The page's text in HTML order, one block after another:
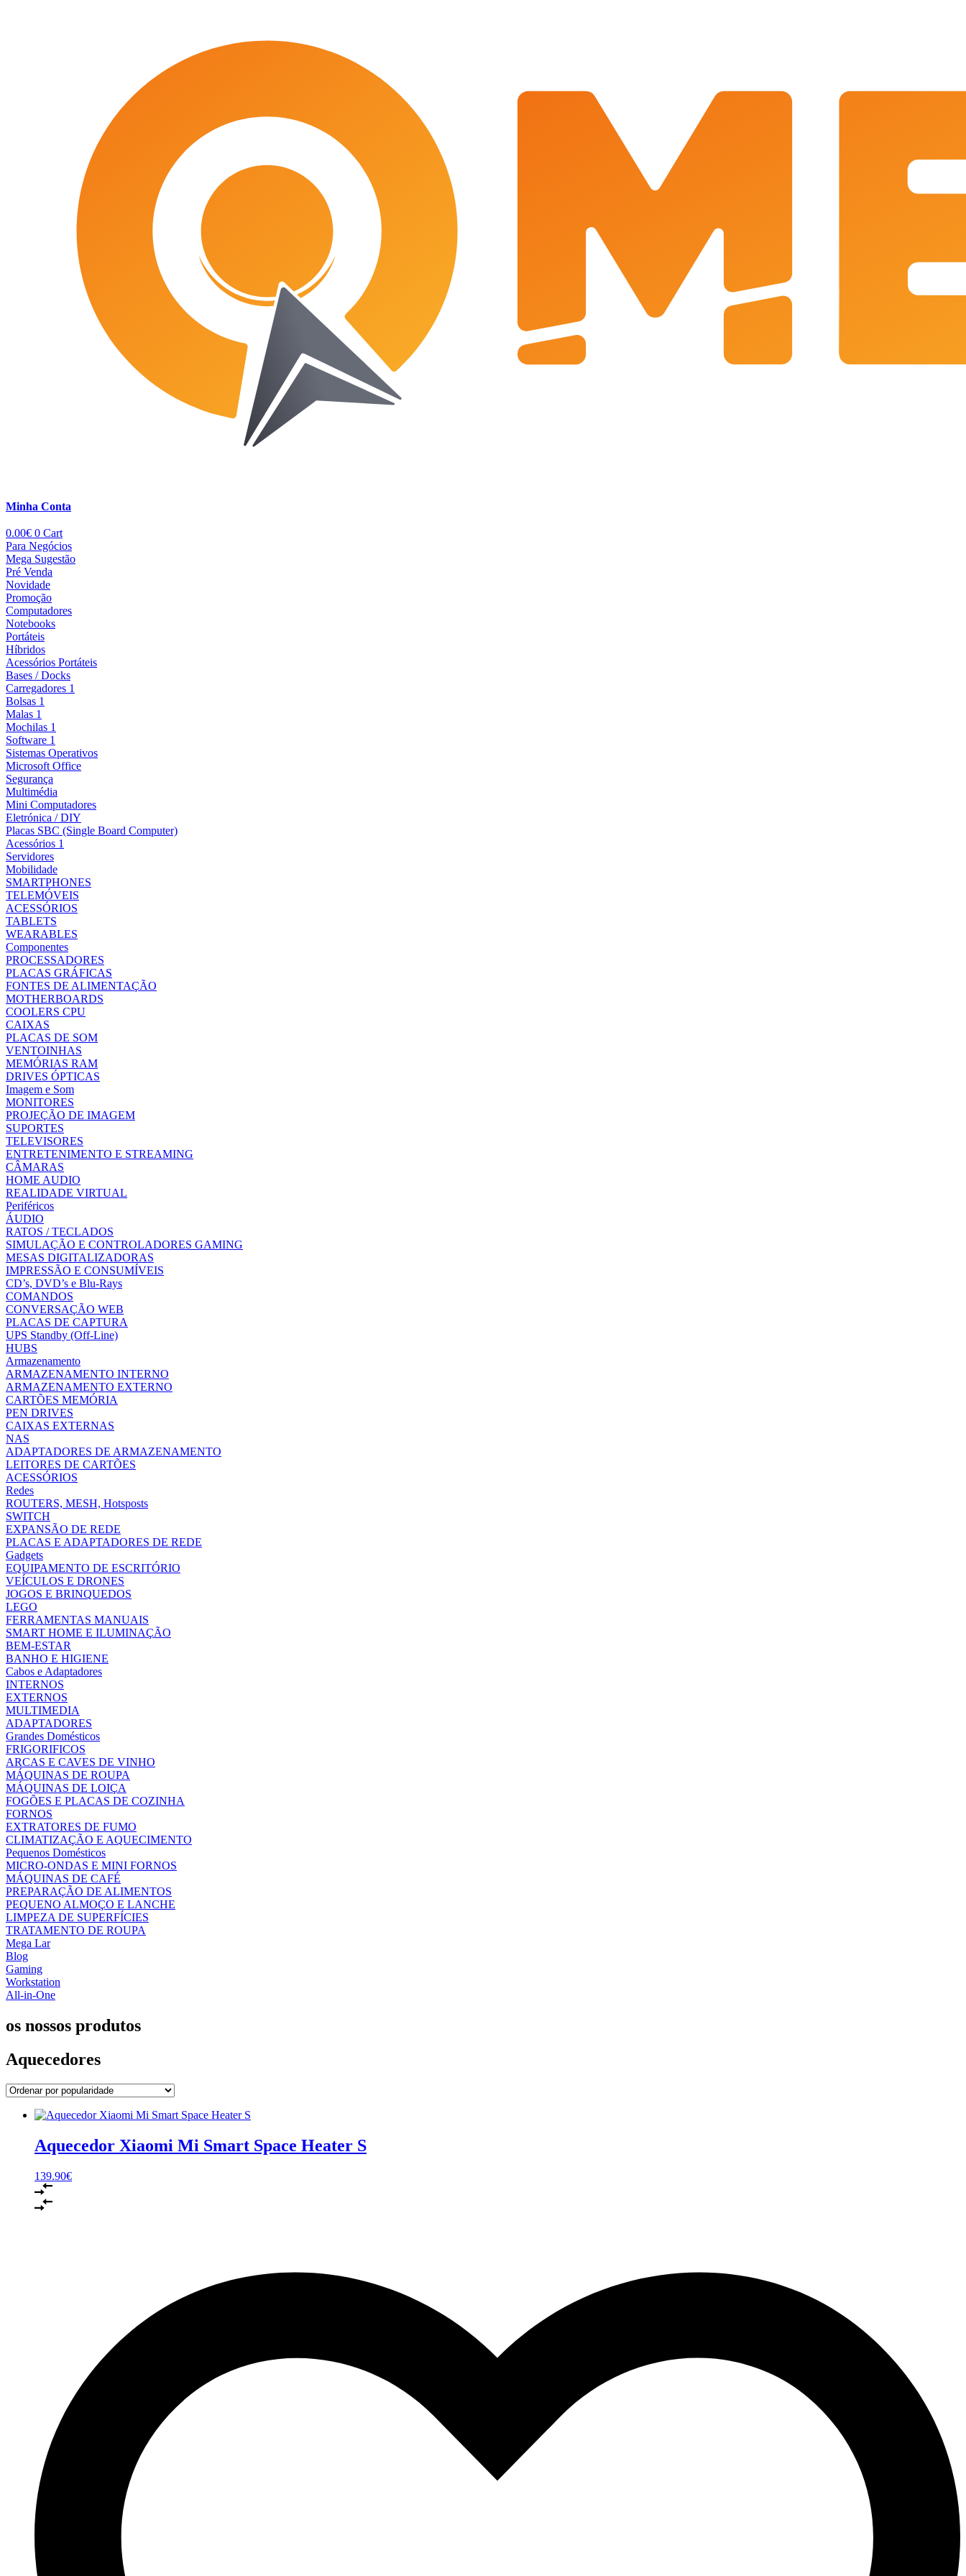
Minha Conta
0.00€ 0 Cart
Para Negócios
Mega Sugestão
Pré Venda
Novidade
Promoção
Computadores
Notebooks
Portáteis
Híbridos
Acessórios Portáteis
Bases / Docks
Carregadores 1
Bolsas 1
Malas 1
Mochilas 1
Software 1
Sistemas Operativos
Microsoft Office
Segurança
Multimédia
Mini Computadores
Eletrónica / DIY
Placas SBC (Single Board Computer)
Acessórios 1
Servidores
Mobilidade
SMARTPHONES
TELEMÓVEIS
ACESSÓRIOS
TABLETS
WEARABLES
Componentes
PROCESSADORES
PLACAS GRÁFICAS
FONTES DE ALIMENTAÇÃO
MOTHERBOARDS
COOLERS CPU
CAIXAS
PLACAS DE SOM
VENTOINHAS
MEMÓRIAS RAM
DRIVES ÓPTICAS
Imagem e Som
MONITORES
PROJEÇÃO DE IMAGEM
SUPORTES
TELEVISORES
ENTRETENIMENTO E STREAMING
CÂMARAS
HOME AUDIO
REALIDADE VIRTUAL
Periféricos
ÁUDIO
RATOS / TECLADOS
SIMULAÇÃO E CONTROLADORES GAMING
MESAS DIGITALIZADORAS
IMPRESSÃO E CONSUMÍVEIS
CD’s, DVD’s e Blu-Rays
COMANDOS
CONVERSAÇÃO WEB
PLACAS DE CAPTURA
UPS Standby (Off-Line)
HUBS
Armazenamento
ARMAZENAMENTO INTERNO
ARMAZENAMENTO EXTERNO
CARTÕES MEMÓRIA
PEN DRIVES
CAIXAS EXTERNAS
NAS
ADAPTADORES DE ARMAZENAMENTO
LEITORES DE CARTÕES
ACESSÓRIOS
Redes
ROUTERS, MESH, Hotsposts
SWITCH
EXPANSÃO DE REDE
PLACAS E ADAPTADORES DE REDE
Gadgets
EQUIPAMENTO DE ESCRITÓRIO
VEÍCULOS E DRONES
JOGOS E BRINQUEDOS
LEGO
FERRAMENTAS MANUAIS
SMART HOME E ILUMINAÇÃO
BEM-ESTAR
BANHO E HIGIENE
Cabos e Adaptadores
INTERNOS
EXTERNOS
MULTIMEDIA
ADAPTADORES
Grandes Domésticos
FRIGORIFICOS
ARCAS E CAVES DE VINHO
MÁQUINAS DE ROUPA
MÁQUINAS DE LOIÇA
FOGÕES E PLACAS DE COZINHA
FORNOS
EXTRATORES DE FUMO
CLIMATIZAÇÃO E AQUECIMENTO
Pequenos Domésticos
MICRO-ONDAS E MINI FORNOS
MÁQUINAS DE CAFÉ
PREPARAÇÃO DE ALIMENTOS
PEQUENO ALMOÇO E LANCHE
LIMPEZA DE SUPERFÍCIES
TRATAMENTO DE ROUPA
Mega Lar
Blog
Gaming
Workstation
All-in-One
os nossos produtos
Aquecedores
Aquecedor Xiaomi Mi Smart Space Heater S
139.90€